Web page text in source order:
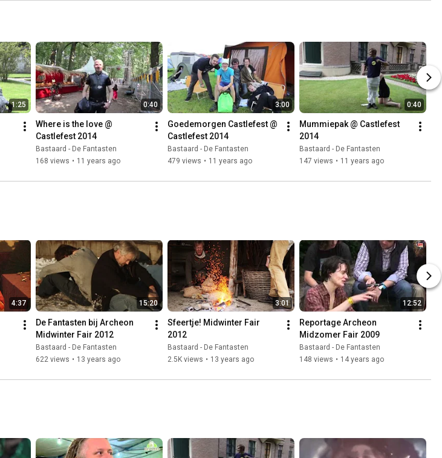
1:25 0:40
Where is the love @
Castlefest 2014
Bastaard - De Fantasten
168 views • 11 years ago
3:00
Goedemorgen Castlefest @
Castlefest 2014
Bastaard - De Fantasten
479 views • 11 years ago
0:40
Mummiepak @ Castlefest
2014
Bastaard - De Fantasten
147 views • 11 years ago
4:37 15:20
De Fantasten bij Archeon
Midwinter Fair 2012
Bastaard - De Fantasten
622 views • 13 years ago
3:01
Sfeertje! Midwinter Fair
2012
Bastaard - De Fantasten
2.5K views • 13 years ago
12:52
Reportage Archeon
Midzomer Fair 2009
Bastaard - De Fantasten
148 views • 14 years ago